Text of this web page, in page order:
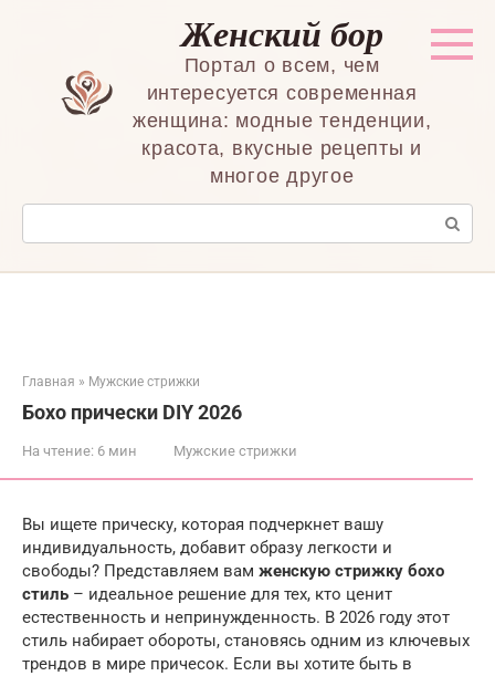
Женский бор
Портал о всем, чем
интересуется современная
женщина: модные тенденции,
красота, вкусные рецепты и
многое другое
Поиск:
Главная » Мужские стрижки
Бохо прически DIY 2026
На чтение: 6 мин Мужские стрижки
Вы ищете прическу, которая подчеркнет вашу
индивидуальность, добавит образу легкости и
свободы? Представляем вам женскую стрижку бохо
стиль – идеальное решение для тех, кто ценит
естественность и непринужденность. В 2026 году этот
стиль набирает обороты, становясь одним из ключевых
трендов в мире причесок. Если вы хотите быть в